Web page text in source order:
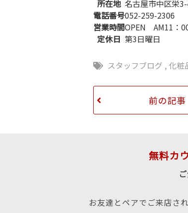
所在地 名古屋市中区栄
電話番号052-259-2306
営業時間OPEN AM11：
定休日 第3日曜日
スタッフブログ ,化粧
前の記事
無料カ
お友達とペアでご来店さ